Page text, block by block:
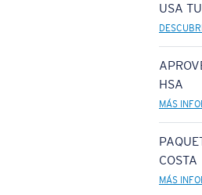
USA
HSA
MÁS
COSTA
MÁS